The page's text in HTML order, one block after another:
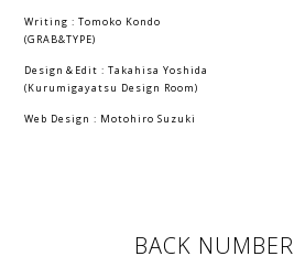
Writing : Tomoko Kondo
(GRAB&TYPE)
Design＆Edit : Takahisa Yoshida
(Kurumigayatsu Design Room)
Web Design : Motohiro Suzuki
BACK NUMBER